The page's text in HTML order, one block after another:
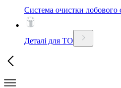
Система очистки лобового
Деталі для ТО